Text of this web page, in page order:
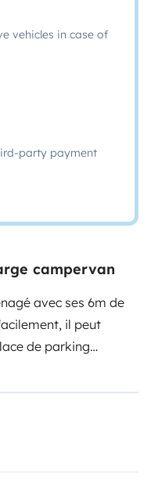
vehicles in case of
party payment
campervan
avec ses 6m de
il peut
de parking
vous aurez une
un habitacle de vie
l’habitacle est